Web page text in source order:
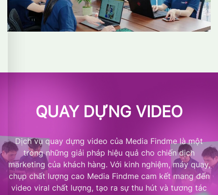
QUAY DỰNG VIDEO
Dịch vụ quay dựng video của Media Findme là một
trong những giải pháp hiệu quả cho chiến dịch
marketing của khách hàng. Với kinh nghiệm, máy quay,
chụp chất lượng cao Media Findme cam kết mang đến
video viral chất lượng, tạo ra sự thu hút và tương tác